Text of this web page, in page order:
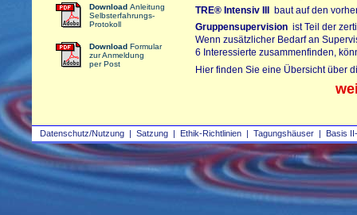
Datenschutz/Nutzung | Satzung | Ethik-Richtlinien | Tagungshäuser | Basis
Download Anleitung
Selbsterfahrungs-
Protokoll
Download Formular
zur Anmeldung
per Post
TRE® Intensiv III baut auf den
Gruppensupervision ist Teil der
Wenn zusätzlicher Bedarf an
6 Interessierte zusammenfinden,
Hier finden Sie eine Übersicht über